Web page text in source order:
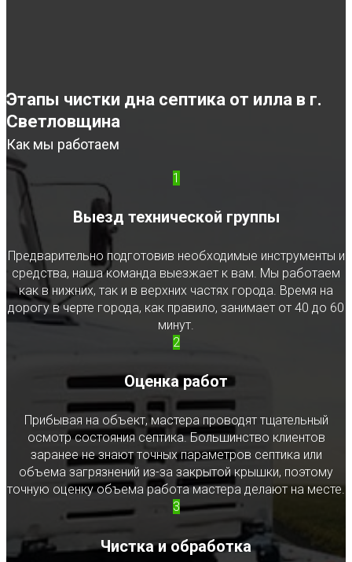
Этапы чистки дна септика от илла в г.
Светловщина
Как мы работаем
1
Выезд технической группы
Предварительно подготовив необходимые инструменты и
средства, наша команда выезжает к вам. Мы работаем
как в нижних, так и в верхних частях города. Время на
дорогу в черте города, как правило, занимает от 40 до 60
минут.
2
Оценка работ
Прибывая на объект, мастера проводят тщательный
осмотр состояния септика. Большинство клиентов
заранее не знают точных параметров септика или
объема загрязнений из-за закрытой крышки, поэтому
точную оценку объема работа мастера делают на месте.
3
Чистка и обработка